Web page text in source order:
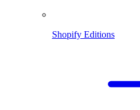
Shopify Editions